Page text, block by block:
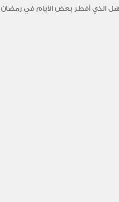
الذي أفطر بعض الأيام في رمضان